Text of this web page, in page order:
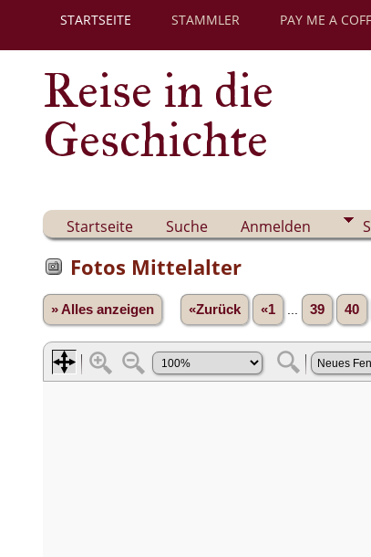
STARTSEITE STAMMLER PAY ME A
Reise in die
Geschichte
Startseite Suche Anmelden
Fotos Mittelalter
» Alles anzeigen «Zurück «1 39 40